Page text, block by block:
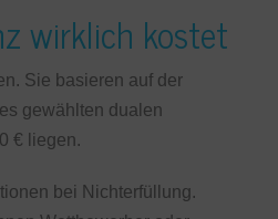
wirklich kostet
Sie basieren auf der
gewählten dualen
€ liegen.
bei Nichterfüllung.